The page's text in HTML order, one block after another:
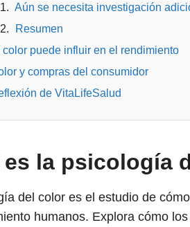
Aún se necesita investigación
Resumen
color puede influir en el rendimiento
y compras del consumidor
de VitaLifeSalud
es la psicología
del color es el estudio de
humanos. Explora cómo